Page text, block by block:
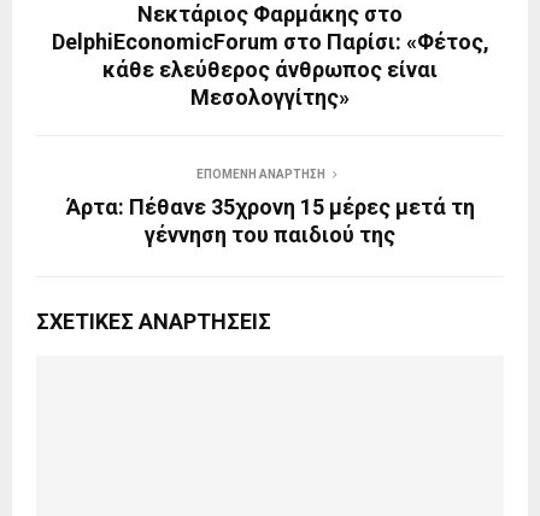
Νεκτάριος Φαρμάκης στο
DelphiEconomicForum στο Παρίσι: «Φέτος,
κάθε ελεύθερος άνθρωπος είναι
Μεσολογγίτης»
ΕΠΌΜΕΝΗ ΑΝΆΡΤΗΣΗ
Άρτα: Πέθανε 35χρονη 15 μέρες μετά τη
γέννηση του παιδιού της
ΣΧΕΤΙΚΈΣ ΑΝΑΡΤΉΣΕΙΣ